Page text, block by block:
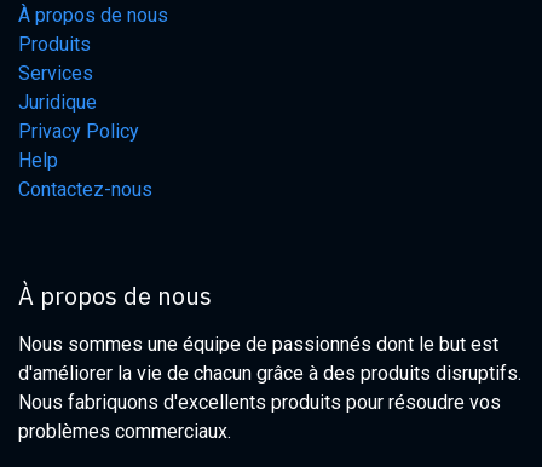
À propos de nous
Produits
Services
Juridique
Privacy Policy
Help
Contactez-nous
À propos de nous
Nous sommes une équipe de passionnés dont le but est
d'améliorer la vie de chacun grâce à des produits disruptifs.
Nous fabriquons d'excellents produits pour résoudre vos
problèmes commerciaux.